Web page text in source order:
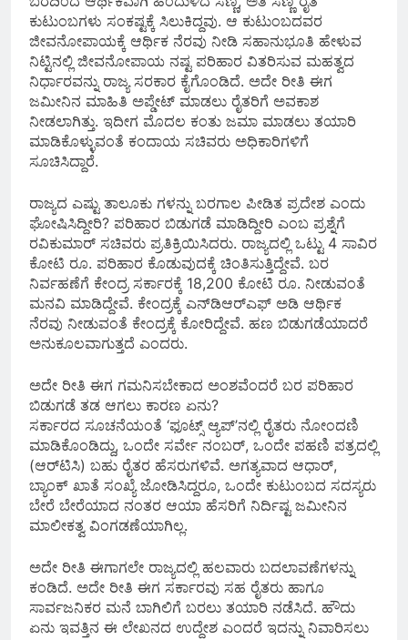
ಕುಟುಂಬಗಳು ಸಂಕಷ್ಟಕ್ಕೆ ಸಿಲುಕಿದ್ದವು. ಆ ಕುಟುಂಬದವರ
ಜೀವನೋಪಾಯಕ್ಕೆ ಆರ್ಥಿಕ ನೆರವು ನೀಡಿ ಸಹಾನುಭೂತಿ ಹೇಳುವ
ನಿಟ್ಟಿನಲ್ಲಿ ಜೀವನೋಪಾಯ ನಷ್ಟ ಪರಿಹಾರ ವಿತರಿಸುವ ಮಹತ್ವದ
ನಿರ್ಧಾರವನ್ನು ರಾಜ್ಯ ಸರಕಾರ ಕೈಗೊಂಡಿದೆ. ಅದೇ ರೀತಿ ಈಗ
ಜಮೀನಿನ ಮಾಹಿತಿ ಅಪ್ಡೇಟ್ ಮಾಡಲು ರೈತರಿಗೆ ಅವಕಾಶ
ನೀಡಲಾಗಿತ್ತು. ಇದೀಗ ಮೊದಲ ಕಂತು ಜಮಾ ಮಾಡಲು ತಯಾರಿ
ಮಾಡಿಕೊಳ್ಳುವಂತೆ ಕಂದಾಯ ಸಚಿವರು ಅಧಿಕಾರಿಗಳಿಗೆ
ಸೂಚಿಸಿದ್ದಾರೆ.
ರಾಜ್ಯದ ಎಷ್ಟು ತಾಲೂಕು ಗಳನ್ನು ಬರಗಾಲ ಪೀಡಿತ ಪ್ರದೇಶ ಎಂದು
ಘೋಷಿಸಿದ್ದೀರಿ? ಪರಿಹಾರ ಬಿಡುಗಡೆ ಮಾಡಿದ್ದೀರಿ ಎಂಬ ಪ್ರಶ್ನೆಗೆ
ರವಿಕುಮಾರ್ ಸಚಿವರು ಪ್ರತಿಕ್ರಿಯಿಸಿದರು. ರಾಜ್ಯದಲ್ಲಿ ಒಟ್ಟು 4 ಸಾವಿರ
ಕೋಟಿ ರೂ. ಪರಿಹಾರ ಕೊಡುವುದಕ್ಕೆ ಚಿಂತಿಸುತ್ತಿದ್ದೇವೆ. ಬರ
ನಿರ್ವಹಣೆಗೆ ಕೇಂದ್ರ ಸರ್ಕಾರಕ್ಕೆ 18,200 ಕೋಟಿ ರೂ. ನೀಡುವಂತೆ
ಮನವಿ ಮಾಡಿದ್ದೇವೆ. ಕೇಂದ್ರಕ್ಕೆ ಎನ್‌ಡಿಆರ್‌ಎಫ್ ಅಡಿ ಆರ್ಥಿಕ
ನೆರವು ನೀಡುವಂತೆ ಕೇಂದ್ರಕ್ಕೆ ಕೋರಿದ್ದೇವೆ. ಹಣ ಬಿಡುಗಡೆಯಾದರೆ
ಅನುಕೂಲವಾಗುತ್ತದೆ ಎಂದರು.
ಅದೇ ರೀತಿ ಈಗ ಗಮನಿಸಬೇಕಾದ ಅಂಶವೆಂದರೆ ಬರ ಪರಿಹಾರ
ಬಿಡುಗಡೆ ತಡ ಆಗಲು ಕಾರಣ ಏನು?
ಸರ್ಕಾರದ ಸೂಚನೆಯಂತೆ ‘ಫೂಟ್ಸ್ ಆ್ಯಪ್’ನಲ್ಲಿ ರೈತರು ನೋಂದಣಿ
ಮಾಡಿಕೊಂಡಿದ್ದು, ಒಂದೇ ಸರ್ವೇ ನಂಬ‌ರ್, ಒಂದೇ ಪಹಣಿ ಪತ್ರದಲ್ಲಿ
(ಆರ್‌ಟಿಸಿ) ಬಹು ರೈತರ ಹೆಸರುಗಳಿವೆ. ಅಗತ್ಯವಾದ ಆಧಾ‌ರ್,
ಬ್ಯಾಂಕ್ ಖಾತೆ ಸಂಖ್ಯೆ ಜೋಡಿಸಿದ್ದರೂ, ಒಂದೇ ಕುಟುಂಬದ ಸದಸ್ಯರು
ಬೇರೆ ಬೇರೆಯಾದ ನಂತರ ಆಯಾ ಹೆಸರಿಗೆ ನಿರ್ದಿಷ್ಟ ಜಮೀನಿನ
ಮಾಲೀಕತ್ವ ವಿಂಗಡಣೆಯಾಗಿಲ್ಲ.
ಅದೇ ರೀತಿ ಈಗಾಗಲೇ ರಾಜ್ಯದಲ್ಲಿ ಹಲವಾರು ಬದಲಾವಣೆಗಳನ್ನು
ಕಂಡಿದೆ. ಅದೇ ರೀತಿ ಈಗ ಸರ್ಕಾರವು ಸಹ ರೈತರು ಹಾಗೂ
ಸಾರ್ವಜನಿಕರ ಮನೆ ಬಾಗಿಲಿಗೆ ಬರಲು ತಯಾರಿ ನಡೆಸಿದೆ. ಹೌದು
ಏನು ಇವತ್ತಿನ ಈ ಲೇಖನದ ಉದ್ದೇಶ ಎಂದರೆ ಇದನ್ನು ನಿವಾರಿಸಲು